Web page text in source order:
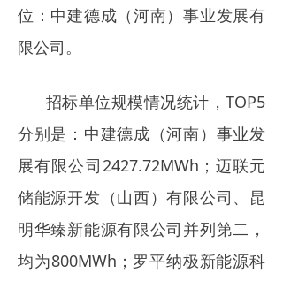
位：中建德成（河南）事业发展有
限公司。
招标单位规模情况统计，TOP5
分别是：中建德成（河南）事业发
展有限公司2427.72MWh；迈联元
储能源开发（山西）有限公司、昆
明华臻新能源有限公司并列第二，
均为800MWh；罗平纳极新能源科